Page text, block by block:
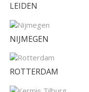
LEIDEN
NIJMEGEN
ROTTERDAM